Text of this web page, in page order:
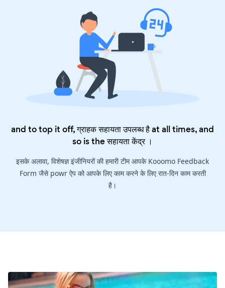
and to top it off, ग्राहक सहायता उपलब्ध है at all times, and
so is theसहायता केंद्र।
इसके अलावा, विशेषज्ञ इंजीनियरों की हमारी टीम आपके Kooomo Feedback
Form जैसे powr ऐप को आपके लिए काम करने के लिए रात-दिन काम करती
है।